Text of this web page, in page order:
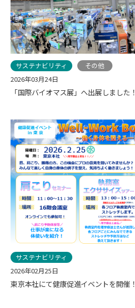
サステナビリティ
その他
2026年03月24日
「国際バイオマス展」へ出展しました！
サステナビリティ
2026年02月25日
東京本社にて健康促進イベントを開催！